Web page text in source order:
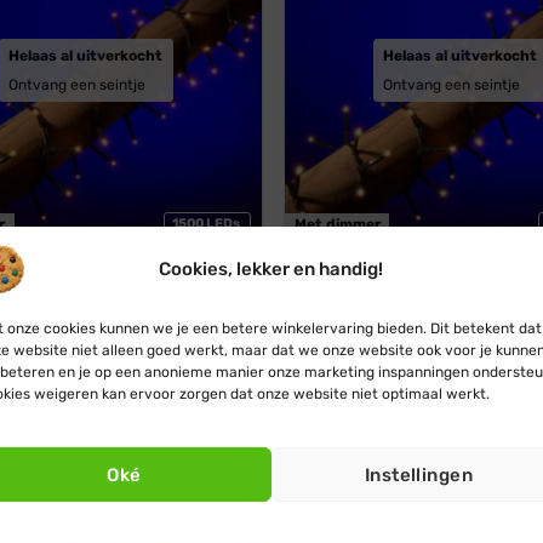
Cookies, lekker en handig!
onze cookies kunnen we je een betere winkelervaring bieden. Dit betekent dat
website niet alleen goed werkt, maar dat we onze website ook voor je
en je op een anonieme manier onze marketing inspanningen
weigeren kan ervoor zorgen dat onze website niet optimaal werkt.
Oké Instellingen
1500 LEDs
Helaas al uitverkocht
Ontvang een seintje
kerstverlichting LED ·
wit · Groen snoer ·
· Dimbaar
Oorspronkelijke
prijs
was:
€ 58,45.
€52,95Huidige
prijs
is:
€ 52,95.
Met dimmer
Helaas al uitverkocht
Ontvang een seintje
Compact kerstverlichting
gold · Groen snoer · 1500
€58,45 Oorspronkelijke
prijs
was:
€ 58,45.
€52,95Huidige
prijs
is:
€ 52,95.